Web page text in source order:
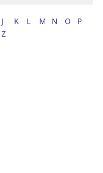
J K L M N O
P
Z